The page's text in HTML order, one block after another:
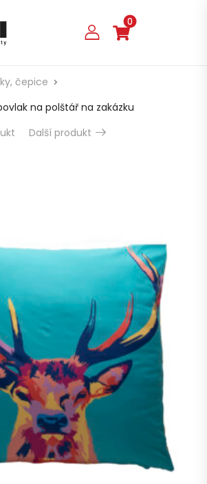
0
čepice
na polštář na zakázku
Další produkt